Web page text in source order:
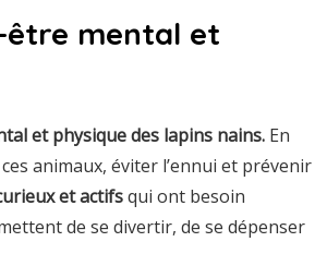
être mental et
et physique des lapins nains. En
animaux, éviter l’ennui et prévenir
et actifsqui ont besoin
de se divertir, de se dépenser